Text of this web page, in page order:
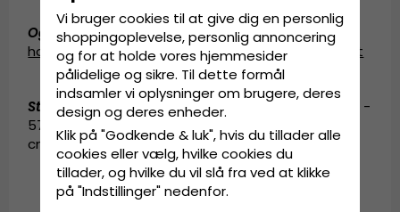
Også kendt som (AKA) :fedora
hat
fedorahat,læderhat ,cowboy hat, cowboyhat
Størrelsesinformation:Medium - 55-56 cm. Large -
57-58 cm. X-Large - 59-60 cm. XX-Large - 61-62
cm.
Vi bruger cookies til at give dig en personlig
shoppingoplevelse, personlig annoncering
og for at holde vores hjemmesider
pålidelige og sikre. Til dette formål
indsamler vi oplysninger om brugere, deres
design og deres enheder.
Klik på "Godkende & luk", hvis du tillader alle
cookies eller vælg, hvilke cookies du
tillader, og hvilke du vil slå fra ved at klikke
på "Indstillinger" nedenfor.